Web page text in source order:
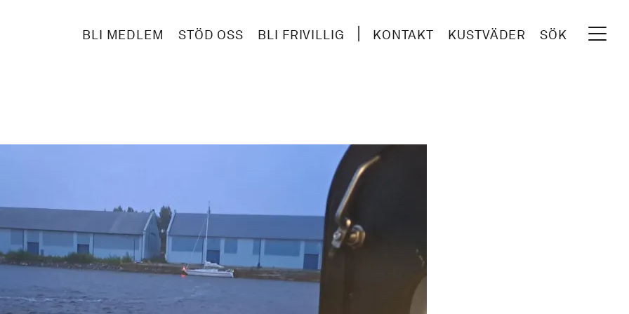
BLI MEDLEM STÖD OSS BLI FRIVILLIG KONTAKT KUSTVÄDER SÖK